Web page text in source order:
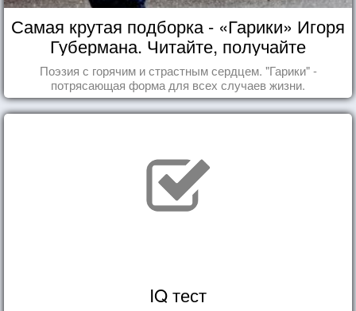
Самая крутая подборка - «Гарики» Игоря
Губермана. Читайте, получайте
удовольствие!
Поэзия с горячим и страстным сердцем. "Гарики" -
потрясающая форма для всех случаев жизни.
IQ тест